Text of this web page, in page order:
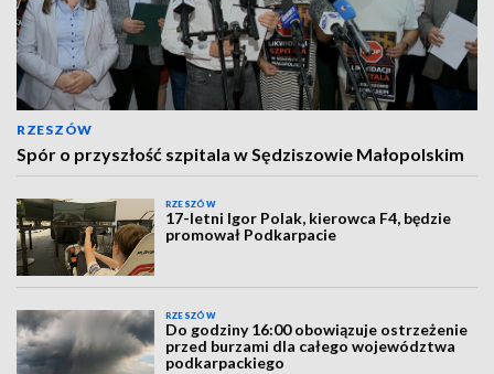
RZESZÓW
Spór o przyszłość szpitala w Sędziszowie Małopolskim
RZESZÓW
17-letni Igor Polak, kierowca F4, będzie
promował Podkarpacie
RZESZÓW
Do godziny 16:00 obowiązuje ostrzeżenie
przed burzami dla całego województwa
podkarpackiego